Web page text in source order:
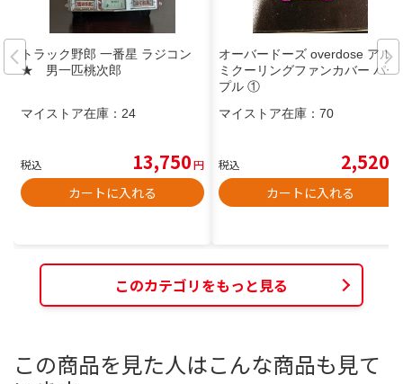
トラック野郎 一番星 ラジコン
★ 男一匹桃次郎
マイストア在庫： 24
税込 13,750円
カートに入れる
オーバードーズ overdose アル
ミクーリングファンカバー パー
プル ①
マイストア在庫： 70
税込 2,520
カートに入れる
このカテゴリをもっと見る
この商品を見た人はこんな商品も見て